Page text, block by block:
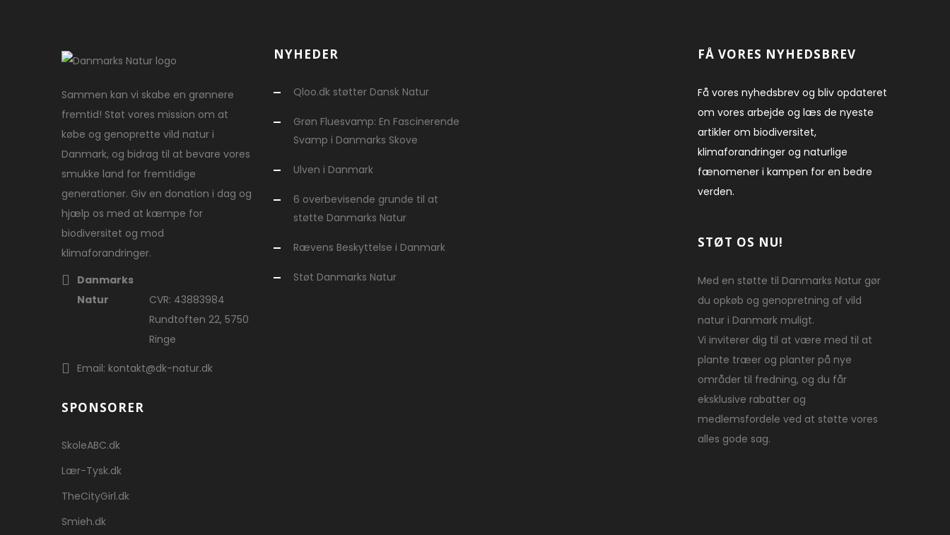
Sammen kan vi skabe en grønnere
fremtid! Støt vores mission om at
købe og genoprette vild natur i
Danmark, og bidrag til at bevare vores
smukke land for fremtidige
generationer. Giv en donation i dag og
hjælp os med at kæmpe for
biodiversitet og mod
klimaforandringer.
Danmarks
Natur
CVR: 43883984
Rundtoften 22, 5750
Ringe
Email: kontakt@dk-natur.dk
SPONSORER
SkoleABC.dk
Lær-Tysk.dk
TheCityGirl.dk
Smieh.dk
NYHEDER
Qloo.dk støtter Dansk Natur
Grøn Fluesvamp: En Fascinerende
Svamp i Danmarks Skove
Ulven i Danmark
6 overbevisende grunde til at
støtte Danmarks Natur
Rævens Beskyttelse i Danmark
Støt Danmarks Natur
FÅ VORES NYHEDSBREV
Få vores nyhedsbrev og bliv opdateret
om vores arbejde og læs de nyeste
artikler om biodiversitet,
klimaforandringer og naturlige
fænomener i kampen for en bedre
verden.
STØT OS NU!
Med en støtte til Danmarks Natur gør
du opkøb og genopretning af vild
natur i Danmark muligt.
Vi inviterer dig til at være med til at
plante træer og planter på nye
områder til fredning, og du får
eksklusive rabatter og
medlemsfordele ved at støtte vores
alles gode sag.